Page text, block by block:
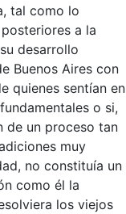
tal como lo
a la
desarrollo
Buenos Aires con
quienes sentían en
o si,
de un proceso tan
muy
no constituía un
como él la
los viejos